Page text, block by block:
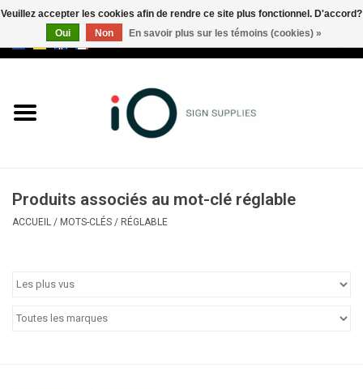
Marques
Appelez-nous au +32 3 353 67
Produits associés au mot-clé réglable
ACCUEIL / MOTS-CLÉS / RÉGLABLE
Veuillez accepter les cookies afin de rendre ce site plus fonctionnel. D'accord?
Oui
Non En savoir plus sur les témoins (cookies) »